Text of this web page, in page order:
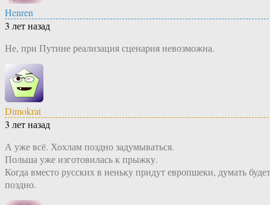
Henren
3 лет назад
Не, при Путине реализация сценария невозможна.
Dimokrat
3 лет назад
А уже всё. Хохлам поздно задумываться.
Польша уже изготовилась к прыжку.
Когда вместо русских в неньку придут европшеки, думать будет
поздно.